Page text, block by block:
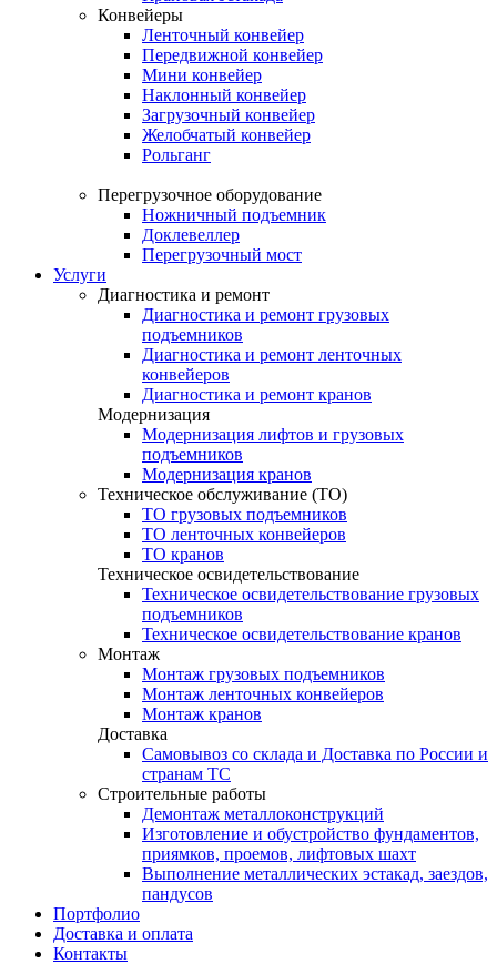
Конвейеры
Ленточный конвейер
Передвижной конвейер
Мини конвейер
Наклонный конвейер
Загрузочный конвейер
Желобчатый конвейер
Рольганг
Перегрузочное оборудование
Ножничный подъемник
Доклевеллер
Перегрузочный мост
Услуги
Диагностика и ремонт
Диагностика и ремонт грузовых
подъемников
Диагностика и ремонт ленточных
конвейеров
Диагностика и ремонт кранов
Модернизация
Модернизация лифтов и грузовых
подъемников
Модернизация кранов
Техническое обслуживание (ТО)
ТО грузовых подъемников
ТО ленточных конвейеров
ТО кранов
Техническое освидетельствование
Техническое освидетельствование грузовых
подъемников
Техническое освидетельствование кранов
Монтаж
Монтаж грузовых подъемников
Монтаж ленточных конвейеров
Монтаж кранов
Доставка
Самовывоз со склада и Доставка по России и
странам ТС
Строительные работы
Демонтаж металлоконструкций
Изготовление и обустройство фундаментов,
приямков, проемов, лифтовых шахт
Выполнение металлических эстакад, заездов,
пандусов
Портфолио
Доставка и оплата
Контакты